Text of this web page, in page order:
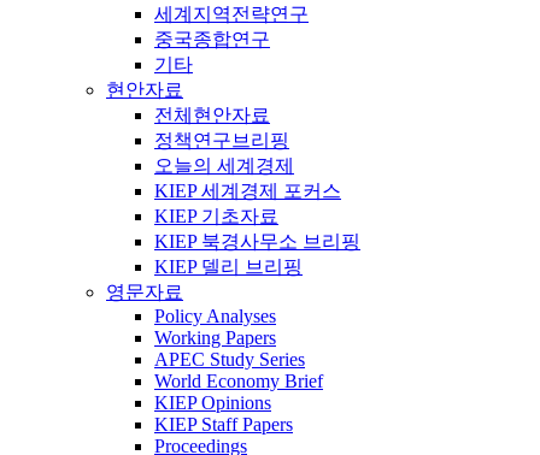
세계지역전략연구
중국종합연구
기타
현안자료
전체현안자료
정책연구브리핑
오늘의 세계경제
KIEP 세계경제 포커스
KIEP 기초자료
KIEP 북경사무소 브리핑
KIEP 델리 브리핑
영문자료
Policy Analyses
Working Papers
APEC Study Series
World Economy Brief
KIEP Opinions
KIEP Staff Papers
Proceedings